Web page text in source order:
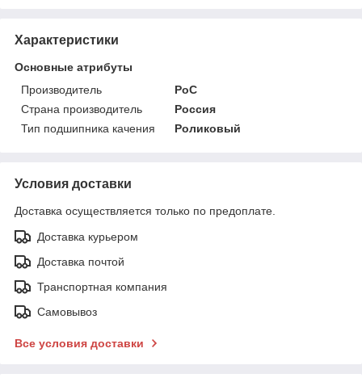
Характеристики
Основные атрибуты
Производитель
РоС
Страна производитель
Россия
Тип подшипника качения
Роликовый
Условия доставки
Доставка осуществляется только по предоплате.
Доставка курьером
Доставка почтой
Транспортная компания
Самовывоз
Все условия доставки